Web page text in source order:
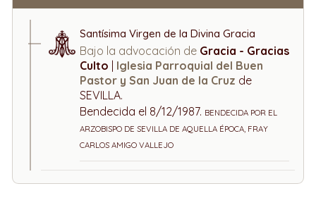
Santísima Virgen de la Divina Gracia
Bajo la advocación de Gracia - Gracias
Culto
Iglesia Parroquial del Buen
Pastor y San Juan de la Cruz de
SEVILLA.
Bendecida el 8/12/1987. BENDECIDA POR EL
ARZOBISPO DE SEVILLA DE AQUELLA ÉPOCA, FRAY
CARLOS AMIGO VALLEJO